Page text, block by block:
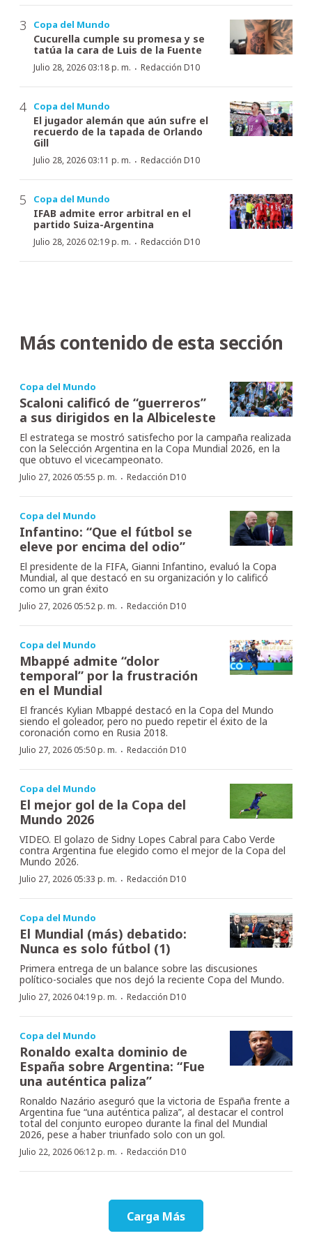
Copa del Mundo
Cucurella cumple su promesa y se
tatúa la cara de Luis de la Fuente
Julio 28, 2026 03:18 p. m. · Redacción D10
Copa del Mundo
El jugador alemán que aún sufre el
recuerdo de la tapada de Orlando
Gill
Julio 28, 2026 03:11 p. m. · Redacción D10
Copa del Mundo
IFAB admite error arbitral en el
partido Suiza-Argentina
Julio 28, 2026 02:19 p. m. · Redacción D10
Más contenido de esta sección
Copa del Mundo
Scaloni calificó de “guerreros”
a sus dirigidos en la Albiceleste
El estratega se mostró satisfecho por la campaña realizada
con la Selección Argentina en la Copa Mundial 2026, en la
que obtuvo el vicecampeonato.
Julio 27, 2026 05:55 p. m. · Redacción D10
Copa del Mundo
Infantino: “Que el fútbol se
eleve por encima del odio”
El presidente de la FIFA, Gianni Infantino, evaluó la Copa
Mundial, al que destacó en su organización y lo calificó
como un gran éxito
Julio 27, 2026 05:52 p. m. · Redacción D10
Copa del Mundo
Mbappé admite “dolor
temporal” por la frustración
en el Mundial
El francés Kylian Mbappé destacó en la Copa del Mundo
siendo el goleador, pero no puedo repetir el éxito de la
coronación como en Rusia 2018.
Julio 27, 2026 05:50 p. m. · Redacción D10
Copa del Mundo
El mejor gol de la Copa del
Mundo 2026
VIDEO. El golazo de Sidny Lopes Cabral para Cabo Verde
contra Argentina fue elegido como el mejor de la Copa del
Mundo 2026.
Julio 27, 2026 05:33 p. m. · Redacción D10
Copa del Mundo
El Mundial (más) debatido:
Nunca es solo fútbol (1)
Primera entrega de un balance sobre las discusiones
político-sociales que nos dejó la reciente Copa del Mundo.
Julio 27, 2026 04:19 p. m. · Redacción D10
Copa del Mundo
Ronaldo exalta dominio de
España sobre Argentina: “Fue
una auténtica paliza”
Ronaldo Nazário aseguró que la victoria de España frente a
Argentina fue “una auténtica paliza”, al destacar el control
total del conjunto europeo durante la final del Mundial
2026, pese a haber triunfado solo con un gol.
Julio 22, 2026 06:12 p. m. · Redacción D10
Carga Más